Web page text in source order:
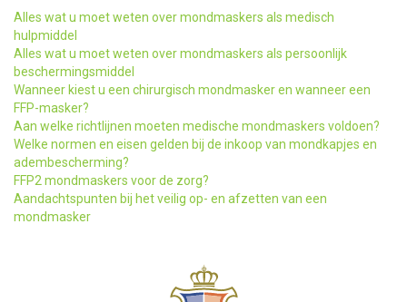
Alles wat u moet weten over mondmaskers als medisch
hulpmiddel
Alles wat u moet weten over mondmaskers als persoonlijk
beschermingsmiddel
Wanneer kiest u een chirurgisch mondmasker en wanneer een
FFP-masker?
Aan welke richtlijnen moeten medische mondmaskers voldoen?
Welke normen en eisen gelden bij de inkoop van mondkapjes en
adembescherming?
FFP2 mondmaskers voor de zorg?
Aandachtspunten bij het veilig op- en afzetten van een
mondmasker